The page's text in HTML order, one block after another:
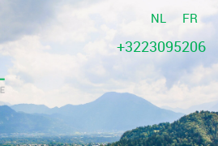
NL FR
+3223095206